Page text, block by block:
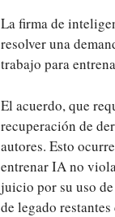
La firma de
resolver una
trabajo para
El acuerdo, que
recuperación de
autores. Esto
entrenar IA no
juicio por su uso
de legado